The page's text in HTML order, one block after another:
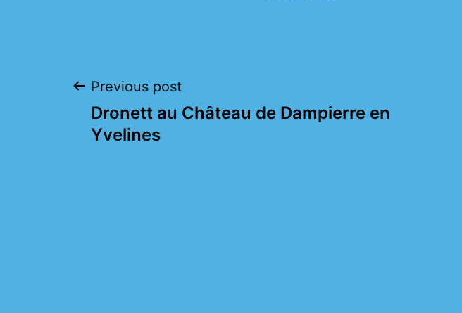
Post
navigation
Previous post
Dronett au Château de Dampierre en
Yvelines